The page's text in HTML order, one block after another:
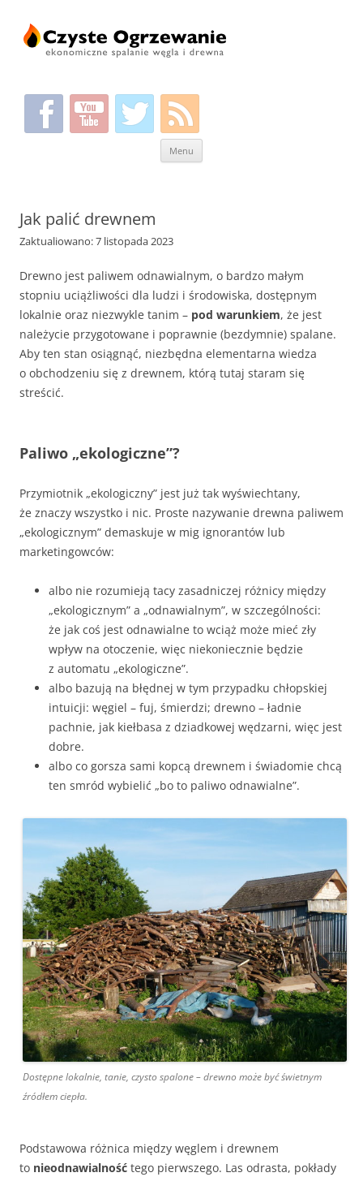
Menu
Jak palić drewnem
Zaktualiowano: 7 listopada 2023
Drewno jest paliwem odnawialnym, o bardzo małym
stopniu uciążliwości dla ludzi i środowiska, dostępnym
lokalnie oraz niezwykle tanim – pod warunkiem, że jest
należycie przygotowane i poprawnie (bezdymnie) spalane.
Aby ten stan osiągnąć, niezbędna elementarna wiedza
o obchodzeniu się z drewnem, którą tutaj staram się
streścić.
Paliwo „ekologiczne”?
Przymiotnik „ekologiczny” jest już tak wyświechtany,
że znaczy wszystko i nic. Proste nazywanie drewna paliwem
„ekologicznym” demaskuje w mig ignorantów lub
marketingowców:
albo nie rozumieją tacy zasadniczej różnicy między
„ekologicznym” a „odnawialnym”, w szczególności:
że jak coś jest odnawialne to wciąż może mieć zły
wpływ na otoczenie, więc niekoniecznie będzie
z automatu „ekologiczne”.
albo bazują na błędnej w tym przypadku chłopskiej
intuicji: węgiel – fuj, śmierdzi; drewno – ładnie
pachnie, jak kiełbasa z dziadkowej wędzarni, więc jest
dobre.
albo co gorsza sami kopcą drewnem i świadomie chcą
ten smród wybielić „bo to paliwo odnawialne”.
Dostępne lokalnie, tanie, czysto spalone – drewno może być świetnym
źródłem ciepła.
Podstawowa różnica między węglem i drewnem
to nieodnawialność tego pierwszego. Las odrasta, pokłady